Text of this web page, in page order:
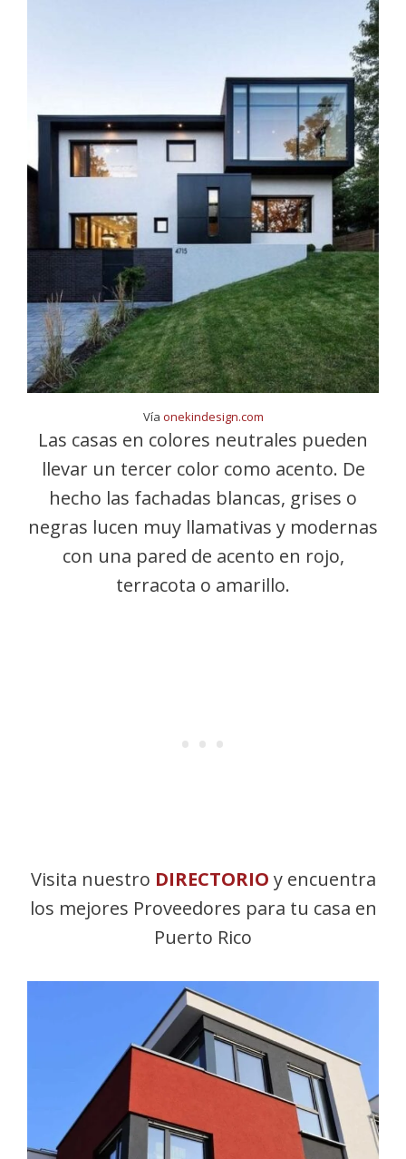
Vía onekindesign.com
Las casas en colores neutrales pueden
llevar un tercer color como acento. De
hecho las fachadas blancas, grises o
negras lucen muy llamativas y modernas
con una pared de acento en rojo,
terracota o amarillo.
Visita nuestro DIRECTORIO y encuentra
los mejores Proveedores para tu casa en
Puerto Rico